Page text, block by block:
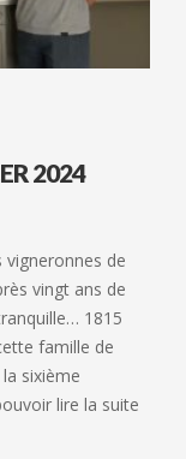
2024
vigneronnes de
vingt ans de
1815
famille de
sixième
lire la suite